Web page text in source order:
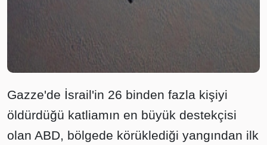
Gazze'de İsrail'in 26 binden fazla kişiyi
öldürdüğü katliamın en büyük destekçisi
olan ABD, bölgede körüklediği yangından ilk